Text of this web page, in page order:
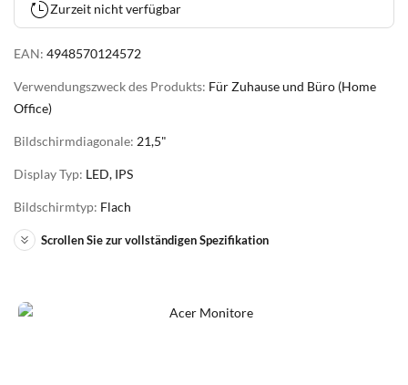
EAN: 4948570124572
Verwendungszweck des Produkts: Für Zuhause und Büro (Home
Office)
Bildschirmdiagonale: 21,5"
Display Typ: LED, IPS
Bildschirmtyp: Flach
Scrollen Sie zur vollständigen Spezifikation
Zurzeit nicht verfügbar